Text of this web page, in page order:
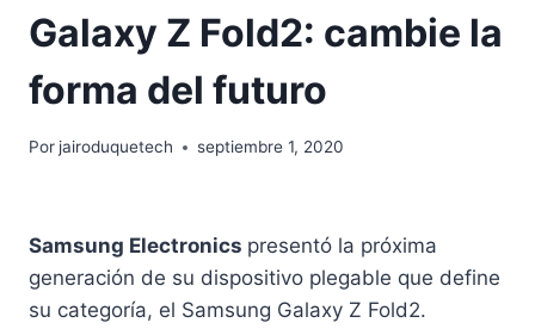
Galaxy Z Fold2: cambie la
forma del futuro
Por jairoduquetech septiembre 1, 2020
Samsung Electronics presentó la próxima
generación de su dispositivo plegable que define
su categoría, el Samsung Galaxy Z Fold2.